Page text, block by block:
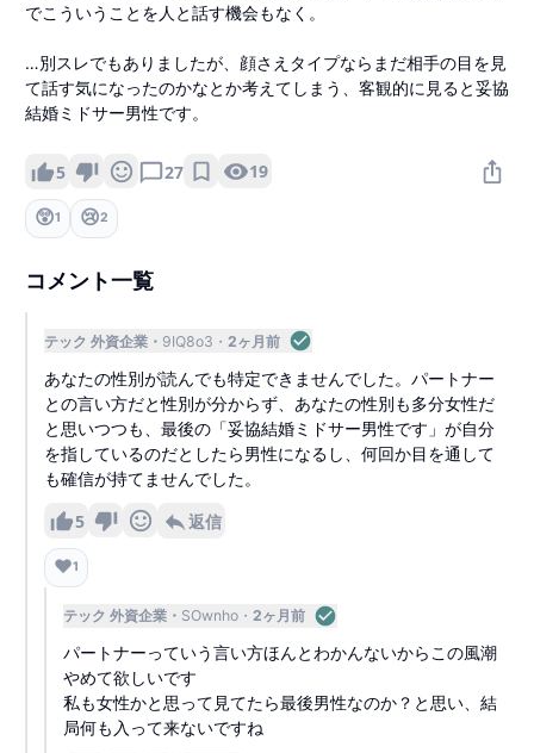
でこういうことを人と話す機会もなく。
…別スレでもありましたが、顔さえタイプならまだ相手の目を見
て話す気になったのかなとか考えてしまう、客観的に見ると妥協
結婚ミドサー男性です。
5 27 19
😲1 😢2
コメント一覧
テック 外資企業 9IQ8o3 2ヶ月前
あなたの性別が読んでも特定できませんでした。パートナー
との言い方だと性別が分からず、あなたの性別も多分女性だ
と思いつつも、最後の「妥協結婚ミドサー男性です」が自分
を指しているのだとしたら男性になるし、何回か目を通して
も確信が持てませんでした。
5 返信
❤️1
テック 外資企業 SOwnho 2ヶ月前
パートナーっていう言い方ほんとわかんないからこの風潮
やめて欲しいです
私も女性かと思って見てたら最後男性なのか？と思い、結
局何も入って来ないですね